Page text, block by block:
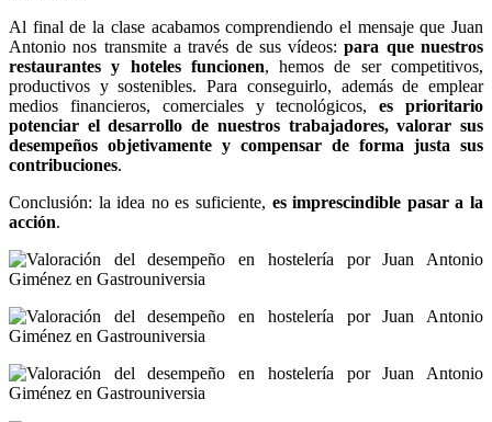
Al final de la clase acabamos comprendiendo el mensaje que Juan
Antonio nos transmite a través de sus vídeos:para que nuestros
restaurantes y hoteles funcionen, hemos de ser competitivos,
productivos y sostenibles. Para conseguirlo, además de emplear
medios financieros, comerciales y tecnológicos,es prioritario
potenciar el desarrollo de nuestros trabajadores, valorar sus
desempeños objetivamente y compensar de forma justa sus
contribuciones.
Conclusión: la idea no es suficiente, es imprescindible pasar a la
acción.